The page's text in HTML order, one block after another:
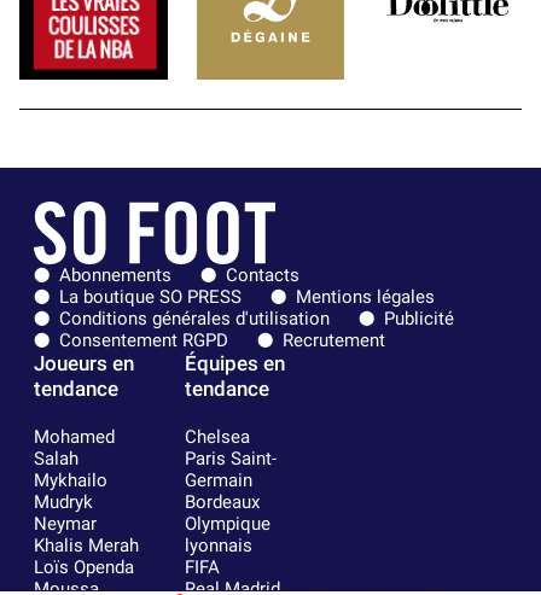
Abonnements
Contacts
La boutique SO PRESS
Mentions légales
Conditions générales d'utilisation
Publicité
Consentement RGPD
Recrutement
Joueurs en
tendance
Mohamed
Salah
Mykhailo
Mudryk
Neymar
Khalis Merah
Loïs Openda
Moussa
Équipes en
tendance
Chelsea
Paris Saint-
Germain
Bordeaux
Olympique
lyonnais
FIFA
Real Madrid